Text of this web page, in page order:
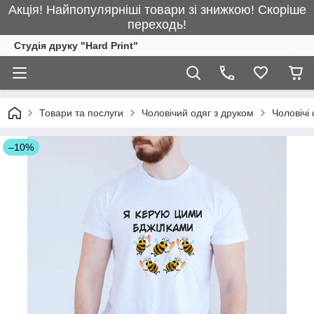
Акція! Найпопулярніші товари зі знижкою! Скоріше
переходь!
Студія друку "Hard Print"
Товари та послуги Чоловічий одяг з друком
–10%